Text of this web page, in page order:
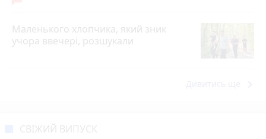
Маленького хлопчика, який зник
учора ввечері, розшукали